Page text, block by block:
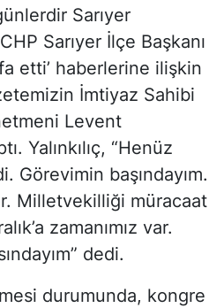
Sarıyer
Sarıyer İlçe Başkanı
etti’ haberlerine ilişkin
İmtiyaz Sahibi
Levent
Yalınkılıç, “Henüz
Görevimin başındayım.
Milletvekilliği müracaat
zamanımız var.
dedi.
durumunda, kongre
GÜNDEMİ